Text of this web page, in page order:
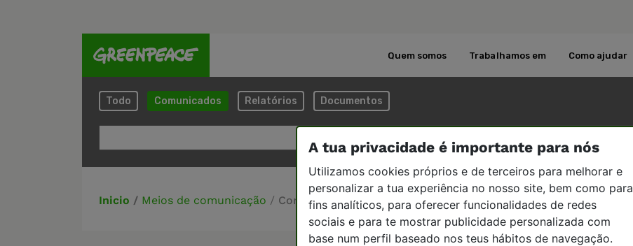
Quem somos Trabalhamos em Como ajudar
Todo Comunicados Relatórios Documentos
Inicio / Meios de comunicação / Comunicados
A tua privacidade é importante para nós
Utilizamos cookies próprios e de terceiros para melhorar e
personalizar a tua experiência no nosso site, bem como para
fins analíticos, para oferecer funcionalidades de redes
sociais e para te mostrar publicidade personalizada com
base num perfil baseado nos teus hábitos de navegação.